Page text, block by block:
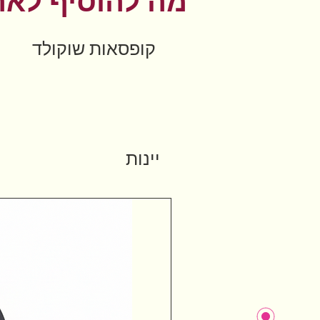
קופסאות שוקולד
יינות